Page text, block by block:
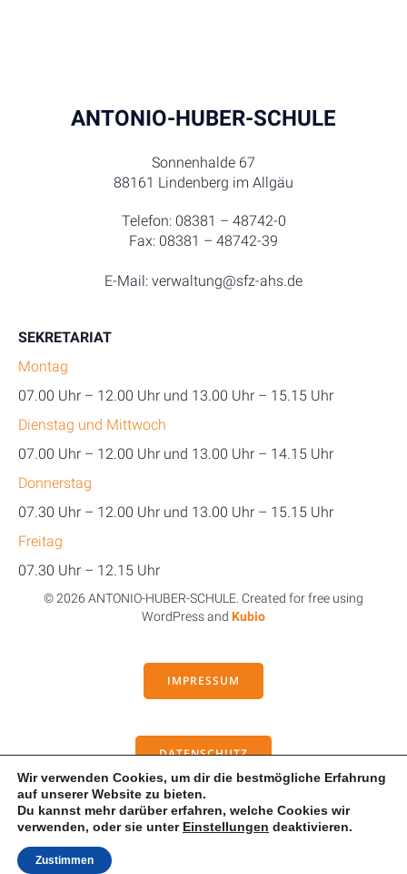
ANTONIO-HUBER-SCHULE
Sonnenhalde 67
88161 Lindenberg im Allgäu
Telefon: 08381 – 48742-0
Fax: 08381 – 48742-39
E-Mail: verwaltung@sfz-ahs.de
SEKRETARIAT
Montag
07.00 Uhr – 12.00 Uhr und 13.00 Uhr – 15.15 Uhr
Dienstag und Mittwoch
07.00 Uhr – 12.00 Uhr und 13.00 Uhr – 14.15 Uhr
Donnerstag
07.30 Uhr – 12.00 Uhr und 13.00 Uhr – 15.15 Uhr
Freitag
07.30 Uhr – 12.15 Uhr
© 2026 ANTONIO-HUBER-SCHULE. Created for free using
WordPress and Kubio
IMPRESSUM
DATENSCHUTZ
KONTAKT
Wir verwenden Cookies, um dir die bestmögliche Erfahrung
auf unserer Website zu bieten.
Du kannst mehr darüber erfahren, welche Cookies wir
verwenden, oder sie unter Einstellungen deaktivieren.
Zustimmen